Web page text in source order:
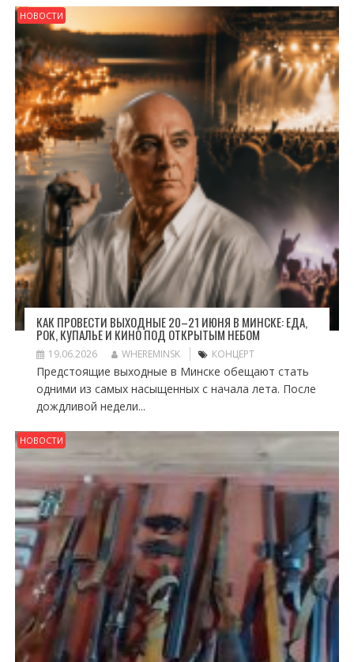
НОВОСТИ
КАК ПРОВЕСТИ ВЫХОДНЫЕ 20–21 ИЮНЯ В МИНСКЕ: ЕДА,
РОК, КУПАЛЬЕ И КИНО ПОД ОТКРЫТЫМ НЕБОМ
19.06.2026 WHEREMINSK КОНЦЕРТ
Предстоящие выходные в Минске обещают стать
одними из самых насыщенных с начала лета. После
дождливой недели...
НОВОСТИ